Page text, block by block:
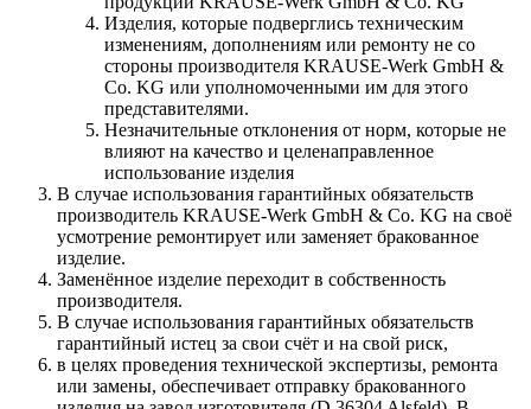
Изделия, которые подверглись техническим
изменениям, дополнениям или ремонту не со
стороны производителя KRAUSE-Werk GmbH &
Со. KG или уполномоченными им для этого
представителями.
Незначительные отклонения от норм, которые не
влияют на качество и целенаправленное
использование изделия
В случае использования гарантийных обязательств
производитель KRAUSE-Werk GmbH & Со. KG на своё
усмотрение ремонтирует или заменяет бракованное
изделие.
Заменённое изделие переходит в собственность
производителя.
В случае использования гарантийных обязательств
гарантийный истец за свои счёт и на свой риск,
в целях проведения технической экспертизы, ремонта
или замены, обеспечивает отправку бракованного